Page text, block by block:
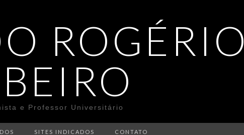
ROGÉRIO
e Professor Universitário
SITES INDICADOS CONTATO